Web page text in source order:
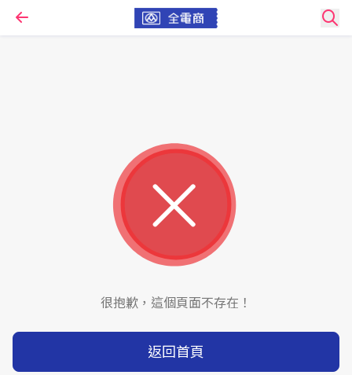
很抱歉，這個頁面不存在！
返回首頁